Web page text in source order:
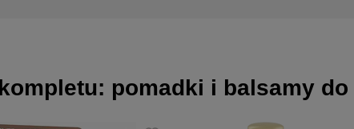
pomadki i balsamy do